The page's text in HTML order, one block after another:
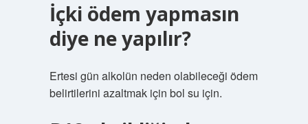
İçki ödem yapmasın
diye ne yapılır?
Ertesi gün alkolün neden olabileceği ödem
belirtilerini azaltmak için bol su için.